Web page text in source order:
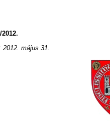
2012.
május 31.